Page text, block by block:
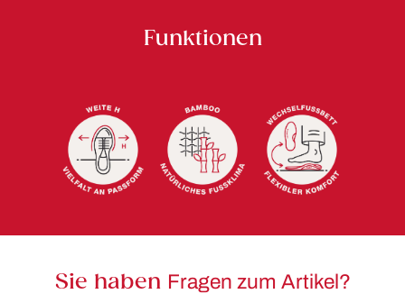
Funktionen
Sie haben Fragen zum Artikel?